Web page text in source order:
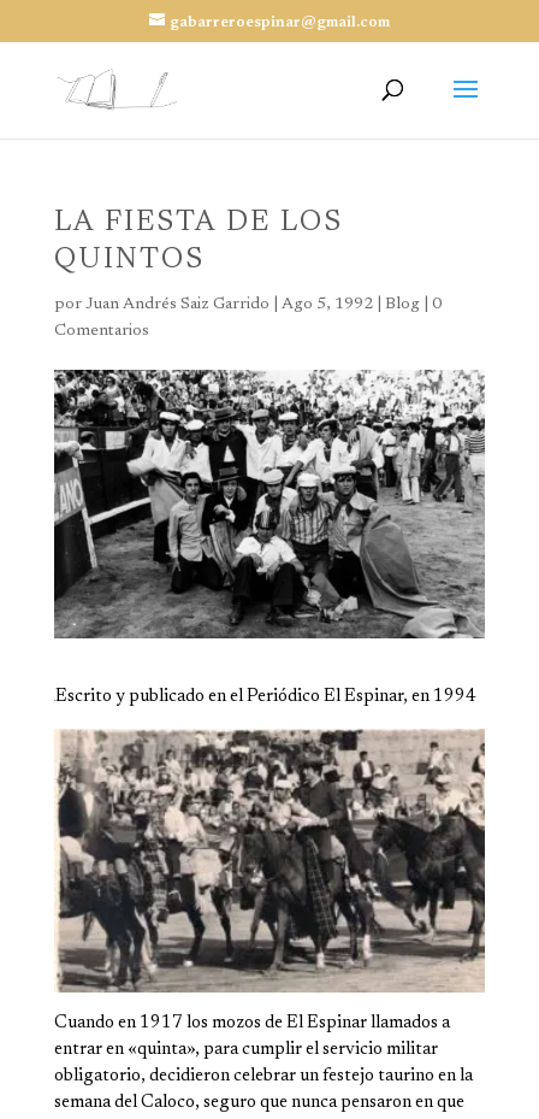
gabarreroespinar@gmail.com
LA FIESTA DE LOS
QUINTOS
por Juan Andrés Saiz Garrido Ago 5, 1992| Blog| 0
Comentarios
Escrito y publicado en el Periódico El Espinar, en 1994
Cuando en 1917 los mozos de El Espinar llamados a
entrar en «quinta», para cumplir el servicio militar
obligatorio, decidieron celebrar un festejo taurino en la
semana del Caloco, seguro que nun­ca pensaron en que